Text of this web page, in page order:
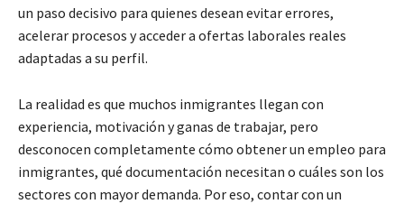
un paso decisivo para quienes desean evitar errores,
acelerar procesos y acceder a ofertas laborales reales
adaptadas a su perfil.
La realidad es que muchos inmigrantes llegan con
experiencia, motivación y ganas de trabajar, pero
desconocen completamente cómo obtener un empleo para
inmigrantes, qué documentación necesitan o cuáles son los
sectores con mayor demanda. Por eso, contar con un